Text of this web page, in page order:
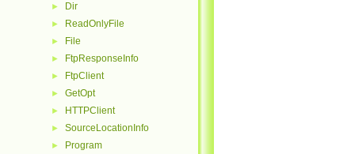
► Dir
► ReadOnlyFile
► File
► FtpResponseInfo
► FtpClient
► GetOpt
► HTTPClient
► SourceLocationInfo
► Program